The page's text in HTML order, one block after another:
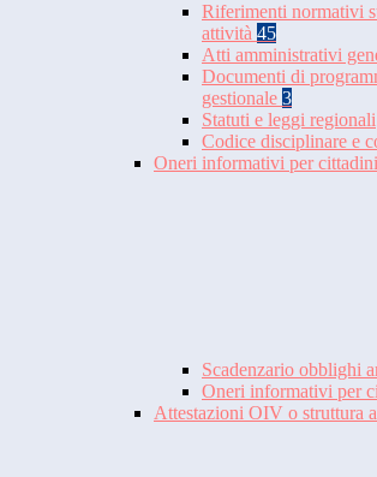
Riferimenti normativi
attività 45
Atti amministrativi
Documenti di
gestionale 3
Statuti e leggi regionali
Codice disciplinare e
Oneri informativi per
Scadenzario obblighi
Oneri informativi per
Attestazioni OIV o struttura